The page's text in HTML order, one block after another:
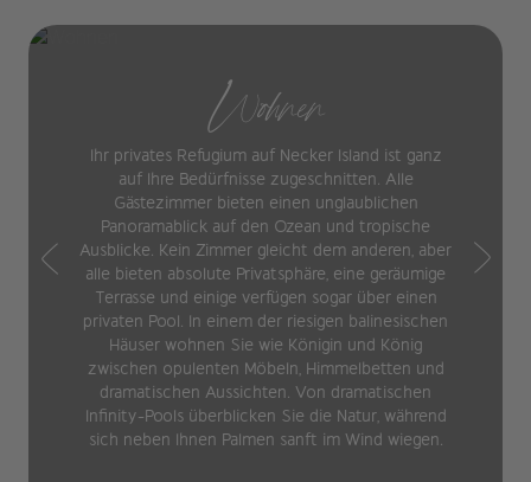
Wohnen
Ihr privates Refugium auf Necker Island ist ganz
auf Ihre Bedürfnisse zugeschnitten. Alle
Gästezimmer bieten einen unglaublichen
Panoramablick auf den Ozean und tropische
Ausblicke. Kein Zimmer gleicht dem anderen, aber
alle bieten absolute Privatsphäre, eine geräumige
Terrasse und einige verfügen sogar über einen
privaten Pool. In einem der riesigen balinesischen
Häuser wohnen Sie wie Königin und König
zwischen opulenten Möbeln, Himmelbetten und
dramatischen Aussichten. Von dramatischen
Infinity-Pools überblicken Sie die Natur, während
sich neben Ihnen Palmen sanft im Wind wiegen.